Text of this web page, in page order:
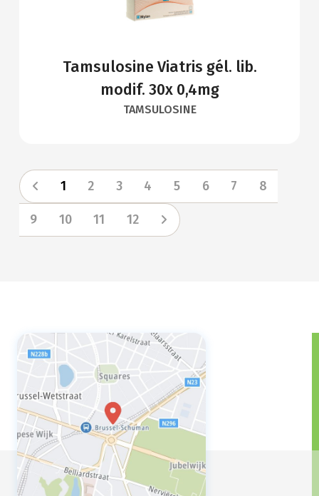
Tamsulosine Viatris gél. lib.
modif. 30x 0,4mg
TAMSULOSINE
1 2 3 4 5 6 7 8
9 10 11 12